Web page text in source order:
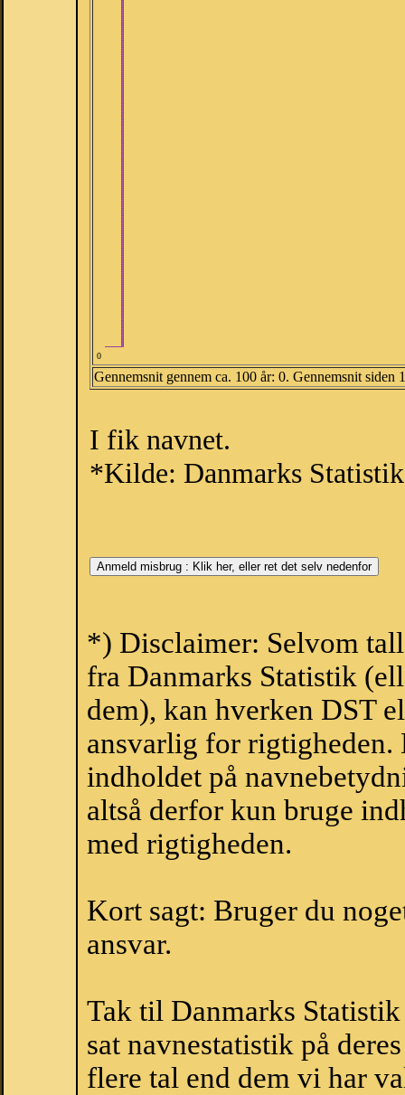
0
Gennemsnit gennem ca. 100 år: 0. Gennemsnit siden
I fik navnet.
*Kilde: Danmarks Statistik
*) Disclaimer: Selvom
fra Danmarks Statistik
dem), kan hverken DST
ansvarlig for
indholdet på
altså derfor kun bruge
med rigtigheden.
Kort sagt: Bruger du
ansvar.
Tak til Danmarks
sat navnestatistik på
flere tal end dem vi har